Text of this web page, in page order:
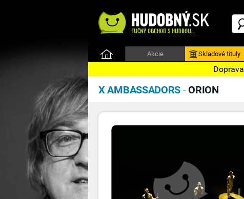
Akcie Skladové tituly
X AMBASSADORS -ORION